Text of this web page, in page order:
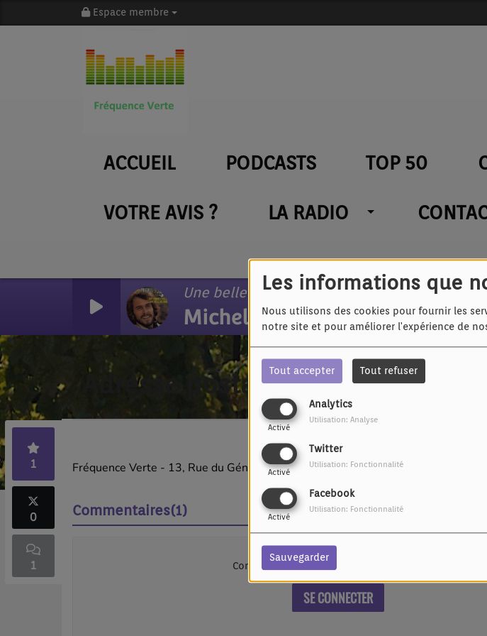
Les informations que
Nous utilisons des cookies pour fournir les
notre site et pour améliorer l'expérience de
Tout accepter Tout refuser
Analytics
Activé
Utilisation: Analyse
Twitter
Activé
Utilisation: Fonctionnalité
Facebook
Activé
Utilisation: Fonctionnalité
Sauvegarder
Espace membre
ACCUEIL PODCASTS TOP 50
VOTRE AVIS ? LA RADIO
Une belle histoire
Michel Fugain
Adresse postale
1
0
1
Fréquence Verte - 13, Rue du Général de Gaulle - 67450 MUNDOLSHEIM -
Commentaires(1)
Connectez-vous pour commenter cet article
SE CONNECTER